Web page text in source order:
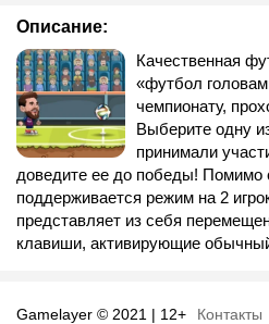
Описание:
Качественная
«футбол
чемпионату,
Выберите одну
принимали
доведите ее до победы! Помимо
поддерживается режим на 2
представляет из себя
клавиши, активирующие
Gamelayer © 2021 | 12+ Контакты